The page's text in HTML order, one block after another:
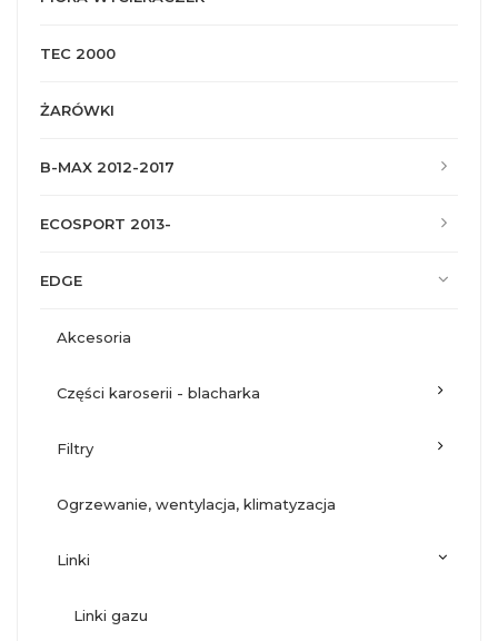
TEC 2000
ŻARÓWKI
B-MAX 2012-2017
ECOSPORT 2013-
EDGE
akcesoria
części karoserii - blacharka
filtry
ogrzewanie, wentylacja, klimatyzacja
linki
linki gazu